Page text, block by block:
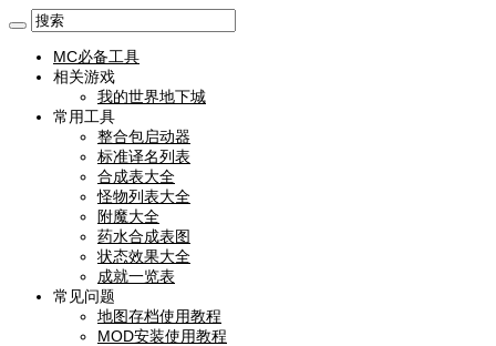
MC必备工具
相关游戏
我的世界地下城
常用工具
整合包启动器
标准译名列表
合成表大全
怪物列表大全
附魔大全
药水合成表图
状态效果大全
成就一览表
常见问题
地图存档使用教程
MOD安装使用教程